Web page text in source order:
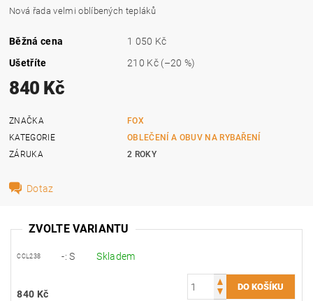
Nová řada velmi oblíbených tepláků
Běžná cena
1 050 Kč
Ušetříte
210 Kč (–20 %)
840 Kč
ZNAČKA
FOX
KATEGORIE
OBLEČENÍ A OBUV NA RYBAŘENÍ
ZÁRUKA
2 ROKY
Dotaz
ZVOLTE VARIANTU
CCL238 -: S Skladem
840 Kč